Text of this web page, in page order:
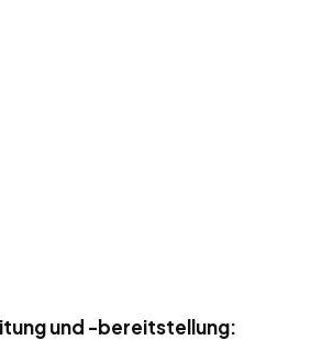
und -bereitstellung: